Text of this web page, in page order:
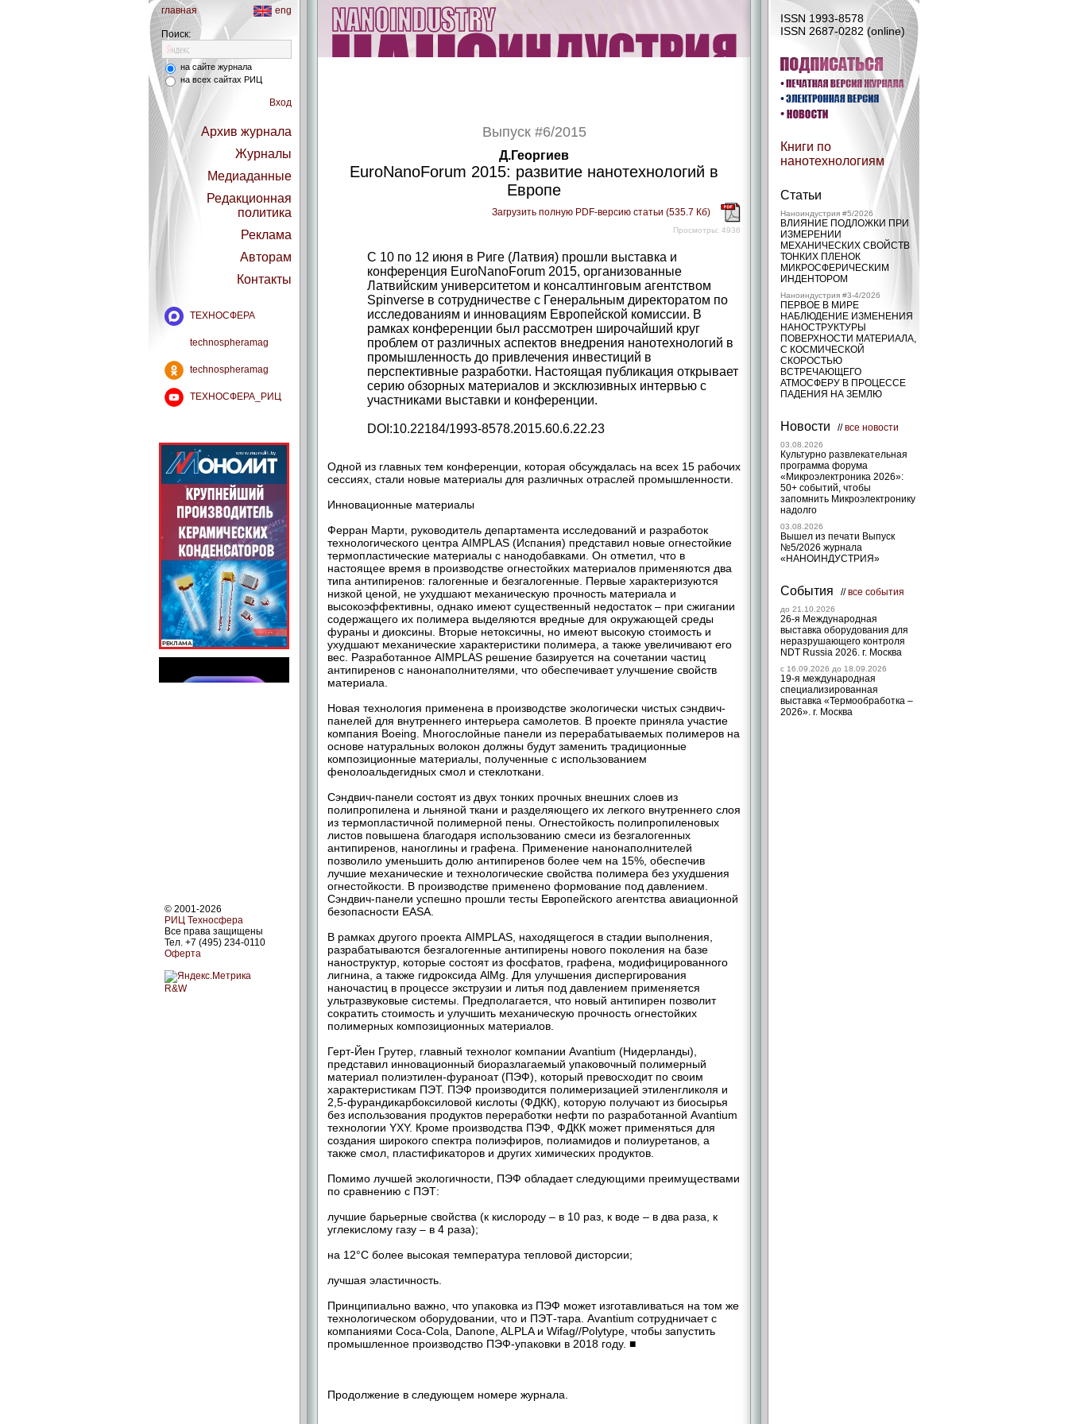
главная eng
Поиск:
на сайте журнала
на всех сайтах РИЦ
Вход
Архив журнала
Журналы
Медиаданные
Редакционная
политика
Реклама
Авторам
Контакты
ТЕХНОСФЕРА
technospheramag
technospheramag
ТЕХНОСФЕРА_РИЦ
© 2001-2026
РИЦ Техносфера
Все права защищены
Тел. +7 (495) 234-0110
Оферта
R&W
ISSN 1993-8578
ISSN 2687-0282 (online)
Книги по
нанотехнологиям
Статьи
Наноиндустрия #5/2026
ВЛИЯНИЕ ПОДЛОЖКИ ПРИ
ИЗМЕРЕНИИ
МЕХАНИЧЕСКИХ СВОЙСТВ
ТОНКИХ ПЛЕНОК
МИКРОСФЕРИЧЕСКИМ
ИНДЕНТОРОМ
Наноиндустрия #3-4/2026
ПЕРВОЕ В МИРЕ
НАБЛЮДЕНИЕ ИЗМЕНЕНИЯ
НАНОСТРУКТУРЫ
ПОВЕРХНОСТИ МАТЕРИАЛА,
С КОСМИЧЕСКОЙ
СКОРОСТЬЮ
ВСТРЕЧАЮЩЕГО
АТМОСФЕРУ В ПРОЦЕССЕ
ПАДЕНИЯ НА ЗЕМЛЮ
Новости //все новости
03.08.2026
Культурно развлекательная
программа форума
«Микроэлектроника 2026»:
50+ событий, чтобы
запомнить Микроэлектронику
надолго
03.08.2026
Вышел из печати Выпуск
№5/2026 журнала
«НАНОИНДУСТРИЯ»
События //все события
до 21.10.2026
26-я Международная
выставка оборудования для
неразрушающего контроля
NDT Russia 2026. г. Москва
c 16.09.2026 до 18.09.2026
19-я международная
специализированная
выставка «Термообработка –
2026». г. Москва
Выпуск #6/2015
Д.Георгиев
EuroNanoForum 2015: развитие нанотехнологий в
Европе
Загрузить полную PDF-версию статьи (535.7 Кб)
Просмотры: 4936
С 10 по 12 июня в Риге (Латвия) прошли выставка и
конференция EuroNanoForum 2015, организованные
Латвийским университетом и консалтинговым агентством
Spinverse в сотрудничестве с Генеральным директоратом по
исследованиям и инновациям Европейской комиссии. В
рамках конференции был рассмотрен широчайший круг
проблем от различных аспектов внедрения нанотехнологий в
промышленность до привлечения инвестиций в
перспективные разработки. Настоящая публикация открывает
серию обзорных материалов и эксклюзивных интервью с
участниками выставки и конференции.
DOI:10.22184/1993-8578.2015.60.6.22.23
Одной из главных тем конференции, которая обсуждалась на всех 15 рабочих
сессиях, стали новые материалы для различных отраслей промышленности.
Инновационные материалы
Ферран Марти, руководитель департамента исследований и разработок
технологического центра AIMPLAS (Испания) представил новые огнестойкие
термопластические материалы с нанодобавками. Он отметил, что в
настоящее время в производстве огнестойких материалов применяются два
типа антипиренов: галогенные и безгалогенные. Первые характеризуются
низкой ценой, не ухудшают механическую прочность материала и
высокоэффективны, однако имеют существенный недостаток – при сжигании
содержащего их полимера выделяются вредные для окружающей среды
фураны и диоксины. Вторые нетоксичны, но имеют высокую стоимость и
ухудшают механические характеристики полимера, а также увеличивают его
вес. Разработанное AIMPLAS решение базируется на сочетании частиц
антипиренов с нанонаполнителями, что обеспечивает улучшение свойств
материала.
Новая технология применена в производстве экологически чистых сэндвич-
панелей для внутреннего интерьера самолетов. В проекте приняла участие
компания Boeing. Многослойные панели из перерабатываемых полимеров на
основе натуральных волокон должны будут заменить традиционные
композиционные материалы, полученные с использованием
фенолоальдегидных смол и стеклоткани.
Сэндвич-панели состоят из двух тонких прочных внешних слоев из
полипропилена и льняной ткани и разделяющего их легкого внутреннего слоя
из термопластичной полимерной пены. Огнестойкость полипропиленовых
листов повышена благодаря использованию смеси из безгалогенных
антипиренов, наноглины и графена. Применение нанонаполнителей
позволило уменьшить долю антипиренов более чем на 15%, обеспечив
лучшие механические и технологические свойства полимера без ухудшения
огнестойкости. В производстве применено формование под давлением.
Сэндвич-панели успешно прошли тесты Европейского агентства авиационной
безопасности EASA.
В рамках другого проекта AIMPLAS, находящегося в стадии выполнения,
разрабатываются безгалогенные антипирены нового поколения на базе
наноструктур, которые состоят из фосфатов, графена, модифицированного
лигнина, а также гидроксида AlMg. Для улучшения диспергирования
наночастиц в процессе экструзии и литья под давлением применяется
ультразвуковые системы. Предполагается, что новый антипирен позволит
сократить стоимость и улучшить механическую прочность огнестойких
полимерных композиционных материалов.
Герт-Йен Грутер, главный технолог компании Avantium (Нидерланды),
представил инновационный биоразлагаемый упаковочный полимерный
материал полиэтилен-фураноат (ПЭФ), который превосходит по своим
характеристикам ПЭТ. ПЭФ производится полимеризацией этиленгликоля и
2,5-фурандикарбоксиловой кислоты (ФДКК), которую получают из биосырья
без использования продуктов переработки нефти по разработанной Avantium
технологии YXY. Кроме производства ПЭФ, ФДКК может применяться для
создания широкого спектра полиэфиров, полиамидов и полиуретанов, а
также смол, пластификаторов и других химических продуктов.
Помимо лучшей экологичности, ПЭФ обладает следующими преимуществами
по сравнению с ПЭТ:
лучшие барьерные свойства (к кислороду – в 10 раз, к воде – в два раза, к
углекислому газу – в 4 раза);
на 12°С более высокая температура тепловой дисторсии;
лучшая эластичность.
Принципиально важно, что упаковка из ПЭФ может изготавливаться на том же
технологическом оборудовании, что и ПЭТ-тара. Avantium сотрудничает с
компаниями Coca-Cola, Danone, ALPLA и Wifag//Polytype, чтобы запустить
промышленное производство ПЭФ-упаковки в 2018 году. ■
Продолжение в следующем номере журнала.